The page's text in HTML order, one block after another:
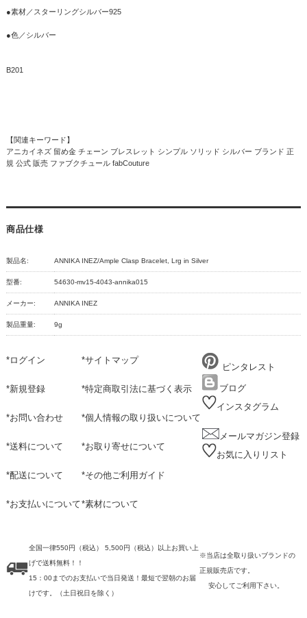
●素材／スターリングシルバー925
●色／シルバー
B201
【関連キーワード】
アニカイネズ 留め金 チェーン ブレスレット シンプル ソリッド シルバー ブランド 正
規 公式 販売 ファブクチュール fabCouture
商品仕様
製品名: ANNIKA INEZ/Ample Clasp Bracelet, Lrg in Silver
型番: 54630-mv15-4043-annika015
メーカー: ANNIKA INEZ
製品重量: 9g
*ログイン
*新規登録
*お問い合わせ
*送料について
*配送について
*お支払いについて
*サイトマップ
*特定商取引法に基づく表示
*個人情報の取り扱いについて
*お取り寄せについて
*その他ご利用ガイド
*素材について
ピンタレスト
ブログ
インスタグラム
メールマガジン登録
お気に入りリスト
全国一律550円（税込） 5,500円（税込）以上お買い上
げで送料無料！！
15：00までのお支払いで当日発送！最短で翌朝のお届
けです。
（土日祝日を除く）
※当店は全取り扱いブランドの
正規販売店です。
安心してご利用下さい。